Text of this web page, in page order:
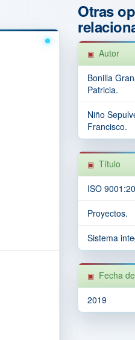
Otras
Autor
Bonilla
Patricia.
Niño
Francisco.
Título
ISO
Proyectos.
Sistema
Fecha
2019